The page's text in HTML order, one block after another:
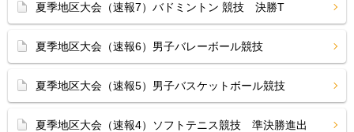
夏季地区大会（速報7）バドミントン 競技 決勝T
夏季地区大会（速報6）男子バレーボール競技
夏季地区大会（速報5）男子バスケットボール競技
夏季地区大会（速報4）ソフトテニス競技 準決勝進出